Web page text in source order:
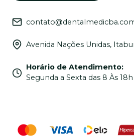
Avenida Nações Unidas,
Horário de Atendimento:
Segunda a Sexta das 8 Às 18h